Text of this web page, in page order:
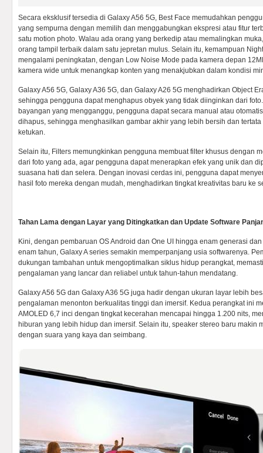
Secara eksklusif tersedia di Galaxy A56 5G, Best Face memudahkan
yang sempurna dengan memilih dan menggabungkan ekspresi atau fitur
satu motion photo. Walau ada orang yang berkedip atau memalingkan
orang tampil terbaik dalam satu jepretan mulus. Selain itu, kemampuan
mengalami peningkatan, dengan Low Noise Mode pada kamera depan
kamera wide untuk menangkap konten yang menakjubkan dalam kondisi
Galaxy A56 5G, Galaxy A36 5G, dan Galaxy A26 5G menghadirkan Object
sehingga pengguna dapat menghapus obyek yang tidak diinginkan dari
bayangan yang mengganggu, pengguna dapat secara manual atau
dihapus, sehingga menghasilkan gambar akhir yang lebih bersih dan
ketukan.
Selain itu, Filters memungkinkan pengguna membuat filter khusus dengan
dari foto yang ada, agar pengguna dapat menerapkan efek yang unik dan
suasana hati dan selera. Dengan inovasi cerdas ini, pengguna dapat
hasil foto mereka dengan mudah, menghadirkan tingkat kreativitas baru ke
Tahan Lama dengan Layar yang Ditingkatkan dan Update Software
Kini, dengan pembaruan OS Android dan One UI hingga enam generasi
enam tahun, Galaxy A series semakin memperpanjang usia softwarenya.
dukungan tambahan untuk mengoptimalkan siklus hidup perangkat,
pengalaman yang lancar dan reliabel untuk tahun-tahun mendatang.
Galaxy A56 5G dan Galaxy A36 5G juga hadir dengan ukuran layar lebih
pengalaman menonton berkualitas tinggi dan imersif. Kedua perangkat ini
AMOLED 6,7 inci dengan tingkat kecerahan mencapai hingga 1.200 nits,
hiburan yang lebih hidup dan imersif. Selain itu, speaker stereo baru makin
dengan suara yang kaya dan seimbang.